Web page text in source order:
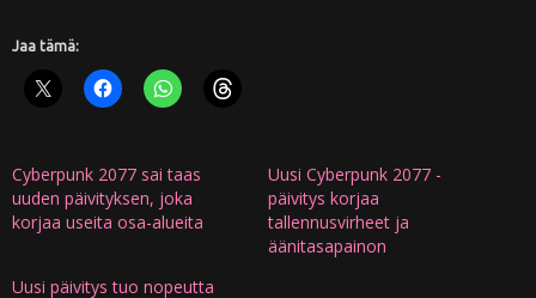
Jaa tämä:
Cyberpunk 2077 sai taas
uuden päivityksen, joka
korjaa useita osa-alueita
Uusi Cyberpunk 2077 -
päivitys korjaa
tallennusvirheet ja
äänitasapainon
Uusi päivitys tuo nopeutta